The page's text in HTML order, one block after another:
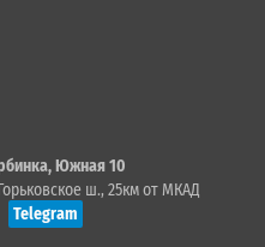
Южная 10
ш., 25км от МКАД
Telegram